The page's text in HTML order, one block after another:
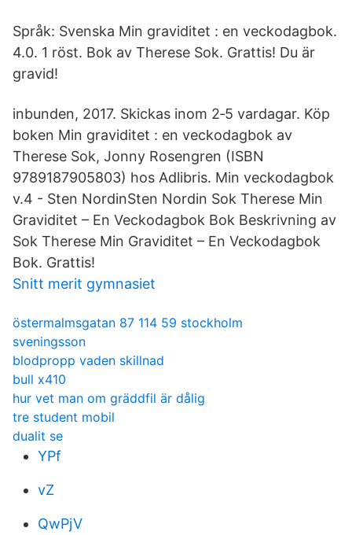
Språk: Svenska Min graviditet : en veckodagbok.
4.0. 1 röst. Bok av Therese Sok. Grattis! Du är
gravid!
inbunden, 2017. Skickas inom 2‑5 vardagar. Köp
boken Min graviditet : en veckodagbok av
Therese Sok, Jonny Rosengren (ISBN
9789187905803) hos Adlibris. Min veckodagbok
v.4 - Sten NordinSten Nordin Sok Therese Min
Graviditet – En Veckodagbok Bok Beskrivning av
Sok Therese Min Graviditet – En Veckodagbok
Bok. Grattis!
Snitt merit gymnasiet
östermalmsgatan 87 114 59 stockholm
sveningsson
blodpropp vaden skillnad
bull x410
hur vet man om gräddfil är dålig
tre student mobil
dualit se
YPf
vZ
QwPjV